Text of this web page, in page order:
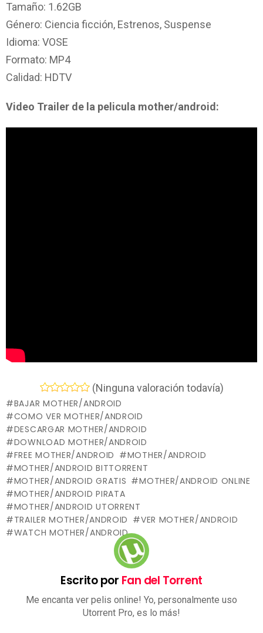
Tamaño: 1.62GB
Género: Ciencia ficción, Estrenos, Suspense
Idioma: VOSE
Formato: MP4
Calidad: HDTV
Video Trailer de la pelicula mother/android:
(Ninguna valoración todavía)
BAJAR MOTHER/ANDROID
COMO VER MOTHER/ANDROID
DESCARGAR MOTHER/ANDROID
DOWNLOAD MOTHER/ANDROID
FREE MOTHER/ANDROID
MOTHER/ANDROID
MOTHER/ANDROID BITTORRENT
MOTHER/ANDROID GRATIS
MOTHER/ANDROID ONLINE
MOTHER/ANDROID PIRATA
MOTHER/ANDROID UTORRENT
TRAILER MOTHER/ANDROID
VER MOTHER/ANDROID
WATCH MOTHER/ANDROID
Escrito por Fan del Torrent
Me encanta ver pelis online! Yo, personalmente uso
Utorrent Pro, es lo más!